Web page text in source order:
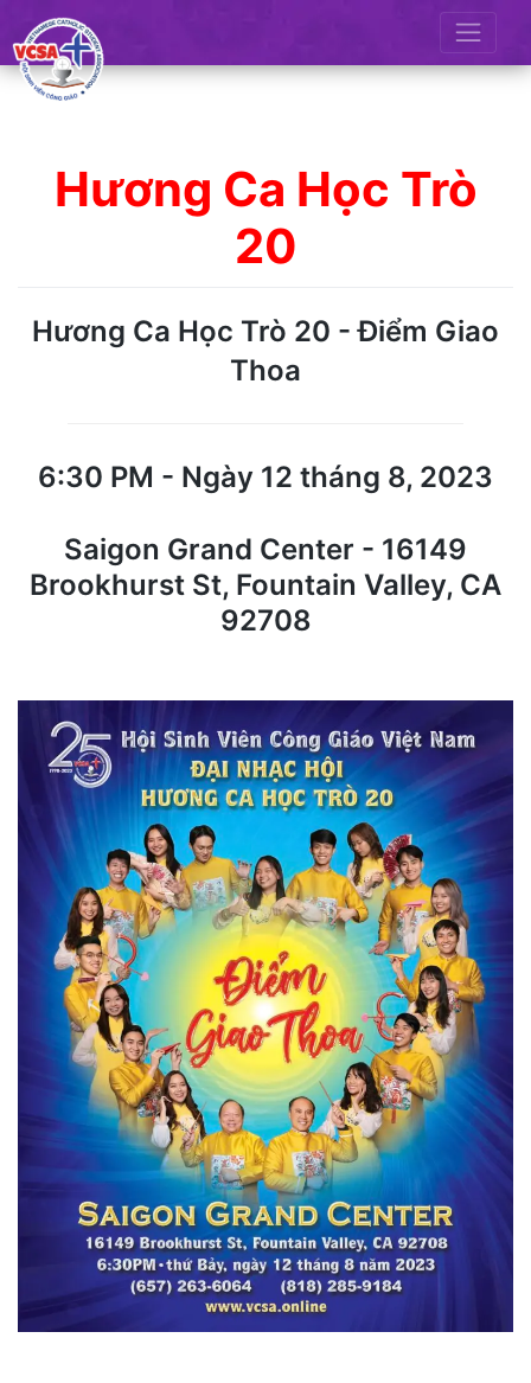
content
Hương Ca Học Trò
20
Hương Ca Học Trò 20 - Điểm Giao
Thoa
6:30 PM - Ngày 12 tháng 8, 2023
Saigon Grand Center - 16149
Brookhurst St, Fountain Valley, CA
92708